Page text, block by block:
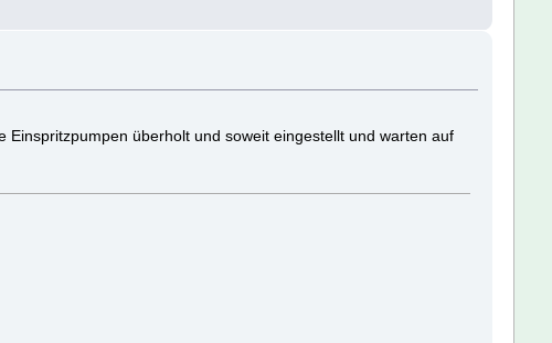
überholt und soweit eingestellt und warten auf